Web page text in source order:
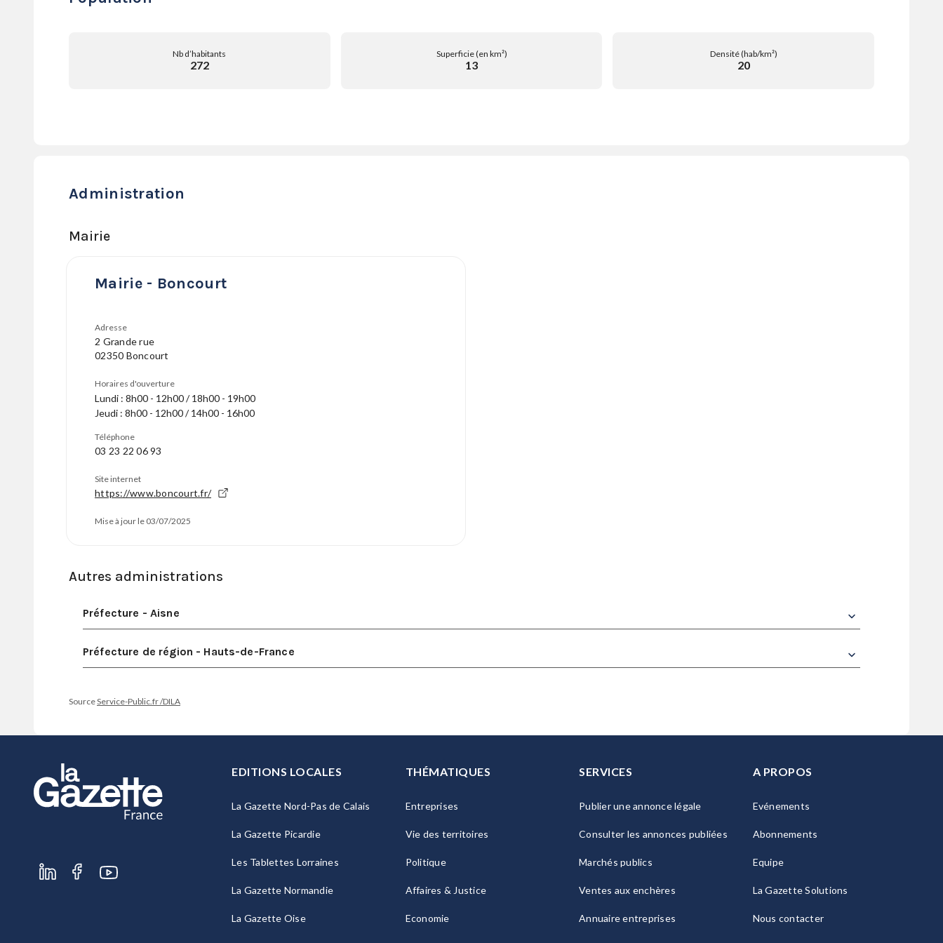
Nb d’habitants
272
Superficie (en km²)
13
Densité (hab/km²)
20
Administration
Mairie
Mairie - Boncourt
Adresse
2 Grande rue
02350 Boncourt
Horaires d'ouverture
Lundi : 8h00 - 12h00 / 18h00 - 19h00
Jeudi : 8h00 - 12h00 / 14h00 - 16h00
Téléphone
03 23 22 06 93
Site internet
https://www.boncourt.fr/
Mise à jour le 03/07/2025
Autres administrations
Préfecture - Aisne
Préfecture de région - Hauts-de-France
SourceService-Public.fr /DILA
EDITIONS LOCALES
La Gazette Nord-Pas de Calais
La Gazette Picardie
Les Tablettes Lorraines
La Gazette Normandie
La Gazette Oise
THÉMATIQUES
Entreprises
Vie des territoires
Politique
Affaires & Justice
Economie
SERVICES
Publier une annonce légale
Consulter les annonces publiées
Marchés publics
Ventes aux enchères
Annuaire entreprises
A PROPOS
Evénements
Abonnements
Equipe
La Gazette Solutions
Nous contacter